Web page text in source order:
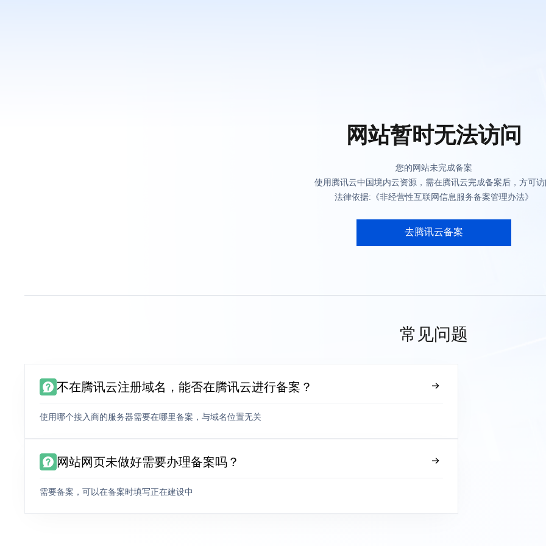
网站暂时无法访问
您的网站未完成备案
使用腾讯云中国境内云资源，需在腾讯云完成备案后，方可
法律依据:《非经营性互联网信息服务备案管理办法》
去腾讯云备案
常见问题
不在腾讯云注册域名，能否在腾讯云进行备案？
使用哪个接入商的服务器需要在哪里备案，与域名位置无关
网站网页未做好需要办理备案吗？
需要备案，可以在备案时填写正在建设中